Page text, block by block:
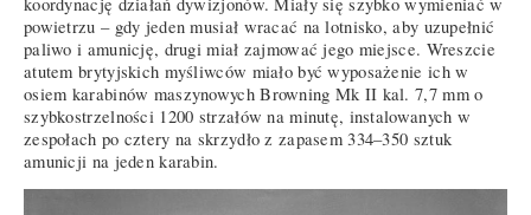
powietrzu – gdy jeden musiał wracać na lotnisko, aby uzupełnić
paliwo i amunicję, drugi miał zajmować jego miejsce. Wreszcie
atutem brytyjskich myśliwców miało być wyposażenie ich w
osiem karabinów maszynowych Browning Mk II kal. 7,7 mm o
szybkostrzelności 1200 strzałów na minutę, instalowanych w
zespołach po cztery na skrzydło z zapasem 334–350 sztuk
amunicji na jeden karabin.